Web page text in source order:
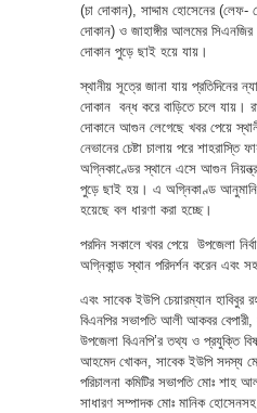
(চা দোকান), সাদ্দাম হোসেনের
দোকান) ও জাহাঙ্গীর আলমের সিএনজির
দোকান পুড়ে ছাই হয়ে যায়।
স্থানীয় সূত্রে জানা যায় প্রতিদিনের
দোকান বন্ধ করে বাড়িতে চলে যায়।
দোকানে আগুন লেগেছে খবর পেয়ে
নেভানের চেষ্টা চালায় পরে শাহরাস্তি
অগ্নিকাণ্ডের স্থানে এসে আগুন
পুড়ে ছাই হয়। এ অগ্নিকাণ্ড
হয়েছে বল ধারণা করা হচ্ছে।
পরদিন সকালে খবর পেয়ে উপজেলা
অগ্নিকান্ড স্থান পরিদর্শন করেন এবং
এবং সাবেক ইউপি চেয়ারম্যান হাবিবুর
বিএনপির সভাপতি আলী আকবর বেপারী,
উপজেলা বিএনপি’র তথ্য ও প্রযুক্তি
আহমেদ খোকন, সাবেক ইউপি সদস্য
পরিচালনা কমিটির সভাপতি মোঃ শাহ
সাধারণ সম্পাদক মোঃ মানিক হোসেনসহ